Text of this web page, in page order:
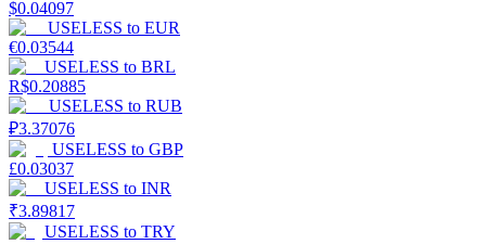
$0.04097
USELESS to EUR
€0.03544
USELESS to BRL
R$0.20885
USELESS to RUB
₽3.37076
USELESS to GBP
£0.03037
USELESS to INR
₹3.89817
USELESS to TRY